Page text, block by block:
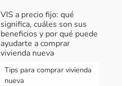
VIS a precio fijo: qué
significa, cuáles son sus
beneficios y por qué puede
ayudarte a comprar
vivienda nueva
Tips para comprar vivienda
nueva